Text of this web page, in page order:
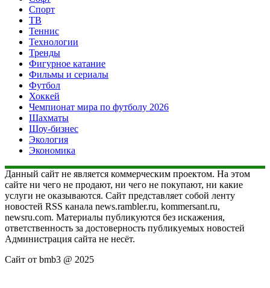
Спорт
ТВ
Теннис
Технологии
Тренды
Фигурное катание
Фильмы и сериалы
Футбол
Хоккей
Чемпионат мира по футболу 2026
Шахматы
Шоу-бизнес
Экология
Экономика
Данный сайт не является коммерческим проектом. На этом
сайте ни чего не продают, ни чего не покупают, ни какие
услуги не оказываются. Сайт представляет собой ленту
новостей RSS канала news.rambler.ru, kommersant.ru,
newsru.com. Материалы публикуются без искажения,
ответственность за достоверность публикуемых новостей
Администрация сайта не несёт.
Сайт от bmb3 @ 2025